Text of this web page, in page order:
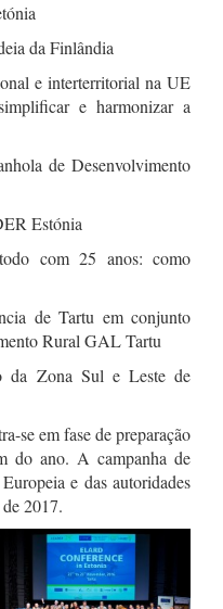
da Finlândia
e interterritorial na UE
e harmonizar a
de Desenvolvimento
Estónia
com 25 anos: como
de Tartu em conjunto
Rural GAL Tartu
da Zona Sul e Leste de
se em fase de preparação
do ano. A campanha de
e das autoridades
2017.